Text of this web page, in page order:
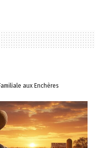
aux Enchères